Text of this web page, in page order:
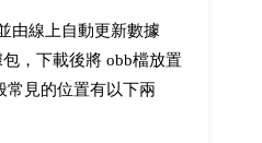
由線上自動更新數據
，下載後將 obb檔放置
常見的位置有以下兩